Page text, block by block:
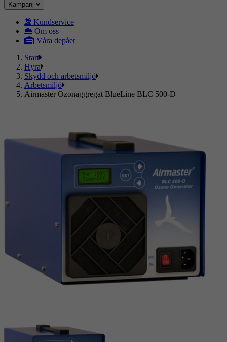
Kampanj
Kundservice
Om oss
Våra depåer
Start
Hyra
Skydd och arbetsmiljö
Arbetsmiljö
Airmaster Ozonaggregat BlueLine BLC 500-D